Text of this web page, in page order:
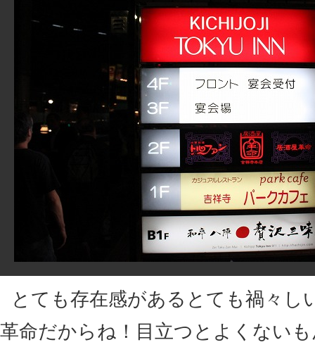
とても存在感があるとても禍々し
革命だからね！目立つとよくない